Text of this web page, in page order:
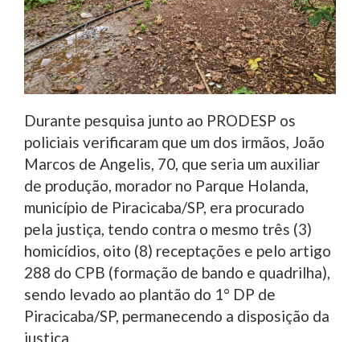
Durante pesquisa junto ao PRODESP os
policiais verificaram que um dos irmãos, João
Marcos de Angelis, 70, que seria um auxiliar
de produção, morador no Parque Holanda,
município de Piracicaba/SP, era procurado
pela justiça, tendo contra o mesmo três (3)
homicídios, oito (8) receptações e pelo artigo
288 do CPB (formação de bando e quadrilha),
sendo levado ao plantão do 1° DP de
Piracicaba/SP, permanecendo a disposição da
justiça.